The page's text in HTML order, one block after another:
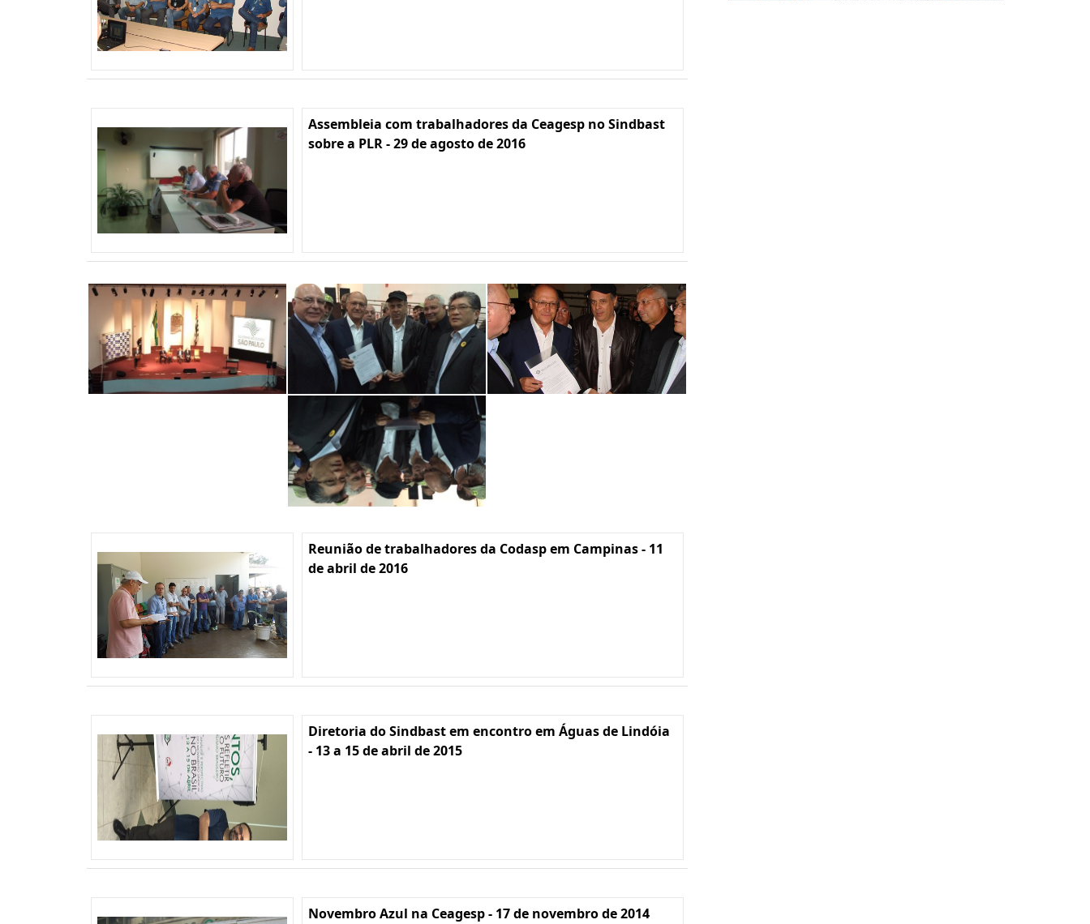
Assembleia com trabalhadores da Ceagesp no Sindbast
sobre a PLR - 29 de agosto de 2016
Reunião de trabalhadores da Codasp em Campinas - 11
de abril de 2016
Diretoria do Sindbast em encontro em Águas de Lindóia
- 13 a 15 de abril de 2015
Novembro Azul na Ceagesp - 17 de novembro de 2014